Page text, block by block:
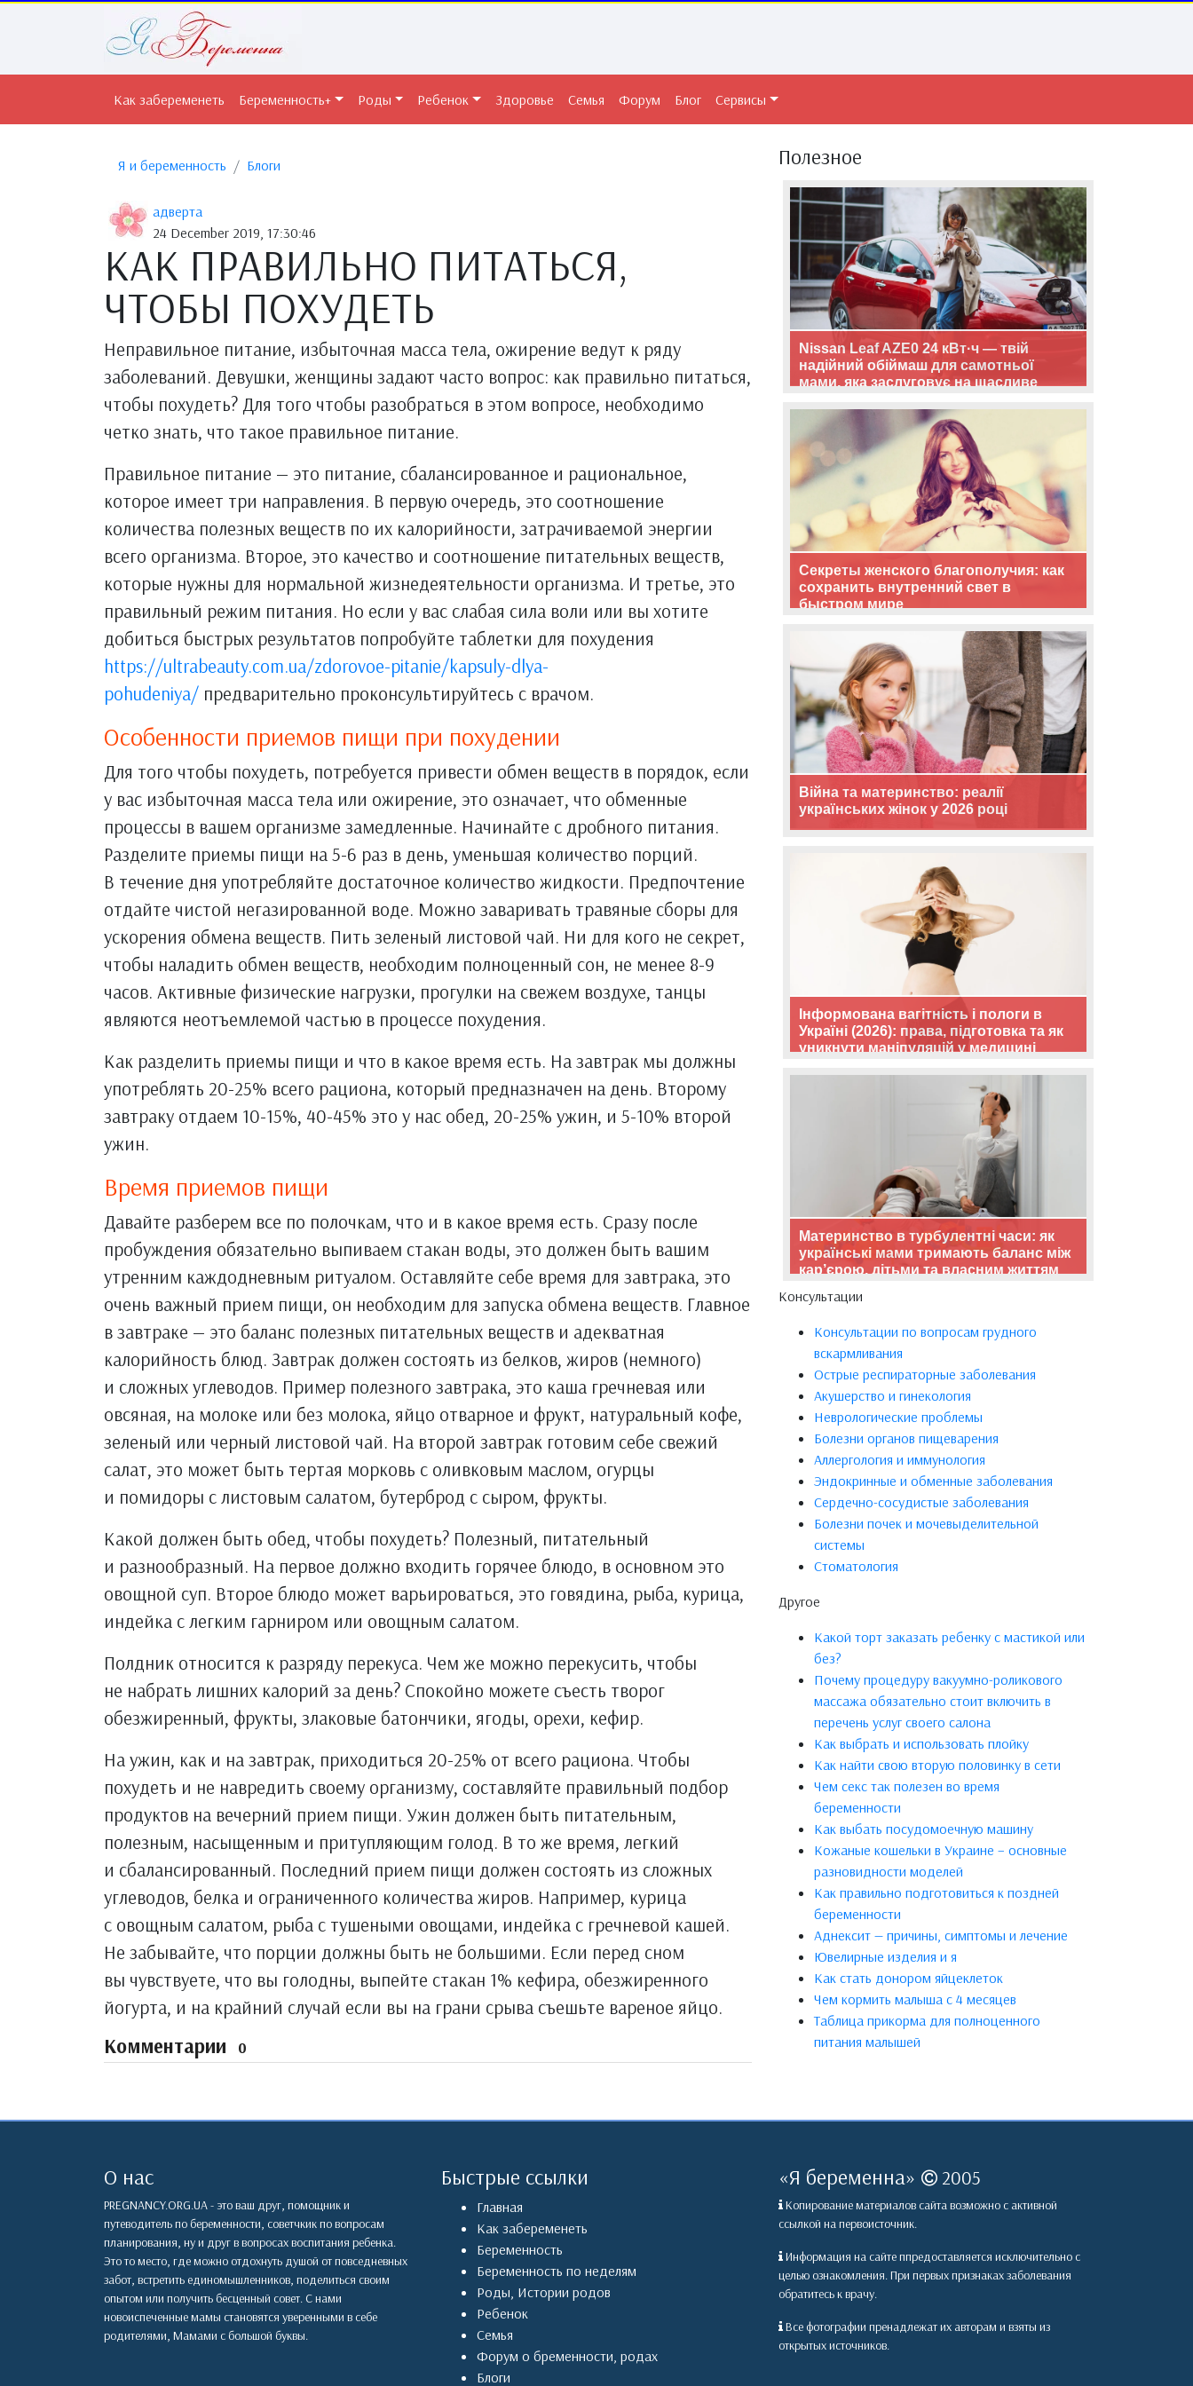
Как забеременеть Беременность+ Роды Ребенок Здоровье Семья Форум Блог Сервисы
Я и беременность Блоги
адверта
24 December 2019, 17:30:46
КАК ПРАВИЛЬНО ПИТАТЬСЯ,
ЧТОБЫ ПОХУДЕТЬ
Неправильное питание, избыточная масса тела, ожирение ведут к ряду
заболеваний. Девушки, женщины задают часто вопрос: как правильно питаться,
чтобы похудеть? Для того чтобы разобраться в этом вопросе, необходимо
четко знать, что такое правильное питание.
Правильное питание — это питание, сбалансированное и рациональное,
которое имеет три направления. В первую очередь, это соотношение
количества полезных веществ по их калорийности, затрачиваемой энергии
всего организма. Второе, это качество и соотношение питательных веществ,
которые нужны для нормальной жизнедеятельности организма. И третье, это
правильный режим питания. Но если у вас слабая сила воли или вы хотите
добиться быстрых результатов попробуйте таблетки для похудения
https://ultrabeauty.com.ua/zdorovoe-pitanie/kapsuly-dlya-
pohudeniya/ предварительно проконсультируйтесь с врачом.
Особенности приемов пищи при похудении
Для того чтобы похудеть, потребуется привести обмен веществ в порядок, если
у вас избыточная масса тела или ожирение, это означает, что обменные
процессы в вашем организме замедленные. Начинайте с дробного питания.
Разделите приемы пищи на 5-6 раз в день, уменьшая количество порций.
В течение дня употребляйте достаточное количество жидкости. Предпочтение
отдайте чистой негазированной воде. Можно заваривать травяные сборы для
ускорения обмена веществ. Пить зеленый листовой чай. Ни для кого не секрет,
чтобы наладить обмен веществ, необходим полноценный сон, не менее 8-9
часов. Активные физические нагрузки, прогулки на свежем воздухе, танцы
являются неотъемлемой частью в процессе похудения.
Как разделить приемы пищи и что в какое время есть. На завтрак мы должны
употреблять 20-25% всего рациона, который предназначен на день. Второму
завтраку отдаем 10-15%, 40-45% это у нас обед, 20-25% ужин, и 5-10% второй
ужин.
Время приемов пищи
Давайте разберем все по полочкам, что и в какое время есть. Сразу после
пробуждения обязательно выпиваем стакан воды, это должен быть вашим
утренним каждодневным ритуалом. Оставляйте себе время для завтрака, это
очень важный прием пищи, он необходим для запуска обмена веществ. Главное
в завтраке — это баланс полезных питательных веществ и адекватная
калорийность блюд. Завтрак должен состоять из белков, жиров (немного)
и сложных углеводов. Пример полезного завтрака, это каша гречневая или
овсяная, на молоке или без молока, яйцо отварное и фрукт, натуральный кофе,
зеленый или черный листовой чай. На второй завтрак готовим себе свежий
салат, это может быть тертая морковь с оливковым маслом, огурцы
и помидоры с листовым салатом, бутерброд с сыром, фрукты.
Какой должен быть обед, чтобы похудеть? Полезный, питательный
и разнообразный. На первое должно входить горячее блюдо, в основном это
овощной суп. Второе блюдо может варьироваться, это говядина, рыба, курица,
индейка с легким гарниром или овощным салатом.
Полдник относится к разряду перекуса. Чем же можно перекусить, чтобы
не набрать лишних калорий за день? Спокойно можете съесть творог
обезжиренный, фрукты, злаковые батончики, ягоды, орехи, кефир.
На ужин, как и на завтрак, приходиться 20-25% от всего рациона. Чтобы
похудеть и не навредить своему организму, составляйте правильный подбор
продуктов на вечерний прием пищи. Ужин должен быть питательным,
полезным, насыщенным и притупляющим голод. В то же время, легкий
и сбалансированный. Последний прием пищи должен состоять из сложных
углеводов, белка и ограниченного количества жиров. Например, курица
с овощным салатом, рыба с тушеными овощами, индейка с гречневой кашей.
Не забывайте, что порции должны быть не большими. Если перед сном
вы чувствуете, что вы голодны, выпейте стакан 1% кефира, обезжиренного
йогурта, и на крайний случай если вы на грани срыва съешьте вареное яйцо.
Комментарии 0
Полезное
Nissan Leaf AZE0 24 кВт·ч — твій
надійний обіймаш для самотньої
мами, яка заслуговує на щасливе
Секреты женского благополучия: как
сохранить внутренний свет в
быстром мире
Війна та материнство: реалії
українських жінок у 2026 році
Інформована вагітність і пологи в
Україні (2026): права, підготовка та як
уникнути маніпуляцій у медицині
Материнство в турбулентні часи: як
українські мами тримають баланс між
кар’єрою, дітьми та власним життям
Консультации
Консультации по вопросам грудного
вскармливания
Острые респираторные заболевания
Акушерство и гинекология
Неврологические проблемы
Болезни органов пищеварения
Аллергология и иммунология
Эндокринные и обменные заболевания
Сердечно-сосудистые заболевания
Болезни почек и мочевыделительной
системы
Стоматология
Другое
Какой торт заказать ребенку с мастикой или
без?
Почему процедуру вакуумно-роликового
массажа обязательно стоит включить в
перечень услуг своего салона
Как выбрать и использовать плойку
Как найти свою вторую половинку в сети
Чем секс так полезен во время
беременности
Как выбать посудомоечную машину
Кожаные кошельки в Украине – основные
разновидности моделей
Как правильно подготовиться к поздней
беременности
Аднексит — причины, симптомы и лечение
Ювелирные изделия и я
Как стать донором яйцеклеток
Чем кормить малыша с 4 месяцев
Таблица прикорма для полноценного
питания малышей
О нас
PREGNANCY.ORG.UA - это ваш друг, помощник и
путеводитель по беременности, советчкик по вопросам
планирования, ну и друг в вопросах воспитания ребенка.
Это то место, где можно отдохнуть душой от повседневных
забот, встретить единомышленников, поделиться своим
опытом или получить бесценный совет. С нами
новоиспеченные мамы становятся уверенными в себе
родителями, Мамами с большой буквы.
Быстрые ссылки
Главная
Как забеременеть
Беременность
Беременность по неделям
Роды, Истории родов
Ребенок
Семья
Форум о бременности, родах
Блоги
«Я беременна» 2005
Копирование материалов сайта возможно с активной
ссылкой на первоисточник.
Информация на сайте ппредоставляется исключительно с
целью ознакомления. При первых признаках заболевания
обратитесь к врачу.
Все фотографии пренадлежат их авторам и взяты из
открытых источников.